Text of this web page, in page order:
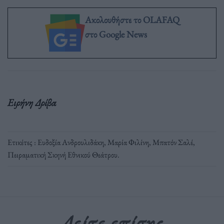
Ακολουθήστε το OLAFAQ
στο Google News
Ειρήνη Δρίβα
Ετικέτες : Ευδοξία Ανδρουλιδάκη, Μαρία Φιλίνη, Μπατόν Σαλέ,
Πειραματική Σκηνή Εθνικού Θεάτρου.